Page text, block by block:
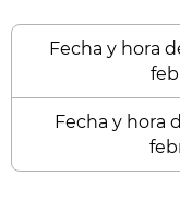
Fecha y hora
Fecha y hora